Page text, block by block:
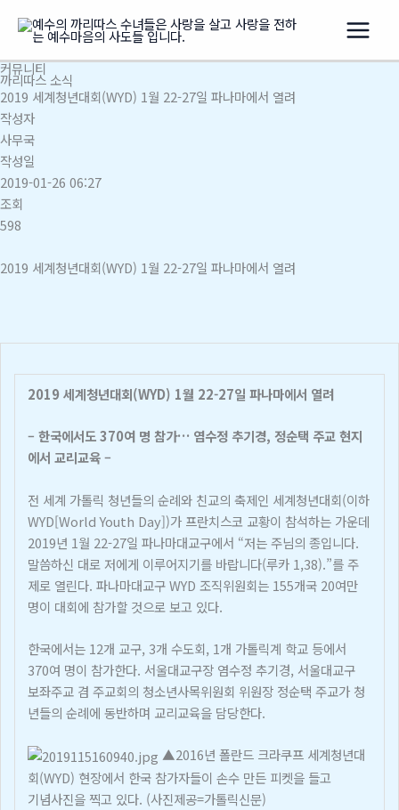
로
건
너
뛰
기
커뮤니티
까리따스 소식
2019 세계청년대회(WYD) 1월 22-27일 파나마에서 열려
작성자
사무국
작성일
2019-01-26 06:27
조회
598
2019 세계청년대회(WYD) 1월 22-27일 파나마에서 열려
2019 세계청년대회(WYD) 1월 22-27일 파나마에서 열려
– 한국에서도 370여 명 참가… 염수정 추기경, 정순택 주교 현지
에서 교리교육 –
전 세계 가톨릭 청년들의 순례와 친교의 축제인 세계청년대회(이하
WYD[World Youth Day])가 프란치스코 교황이 참석하는 가운데
2019년 1월 22-27일 파나마대교구에서 “저는 주님의 종입니다.
말씀하신 대로 저에게 이루어지기를 바랍니다(루카 1,38).”를 주
제로 열린다. 파나마대교구 WYD 조직위원회는 155개국 20여만
명이 대회에 참가할 것으로 보고 있다.
한국에서는 12개 교구, 3개 수도회, 1개 가톨릭계 학교 등에서
370여 명이 참가한다. 서울대교구장 염수정 추기경, 서울대교구
보좌주교 겸 주교회의 청소년사목위원회 위원장 정순택 주교가 청
년들의 순례에 동반하며 교리교육을 담당한다.
▲2016년 폴란드 크라쿠프 세계청년대
회(WYD) 현장에서 한국 참가자들이 손수 만든 피켓을 들고
기념사진을 찍고 있다. (사진제공=가톨릭신문)